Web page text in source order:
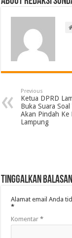
Previous
Ketua DPRD
Buka Suara Soal
Akan Pindah Ke
Lampung
Tinggalkan Balasan
Alamat email Anda
*
Komentar*